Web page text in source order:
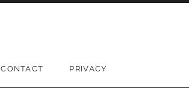
CONTACT PRIVACY